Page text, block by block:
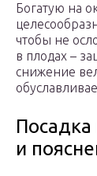
Богатую на
чтобы не
в плодах –
снижение
Посадка
и